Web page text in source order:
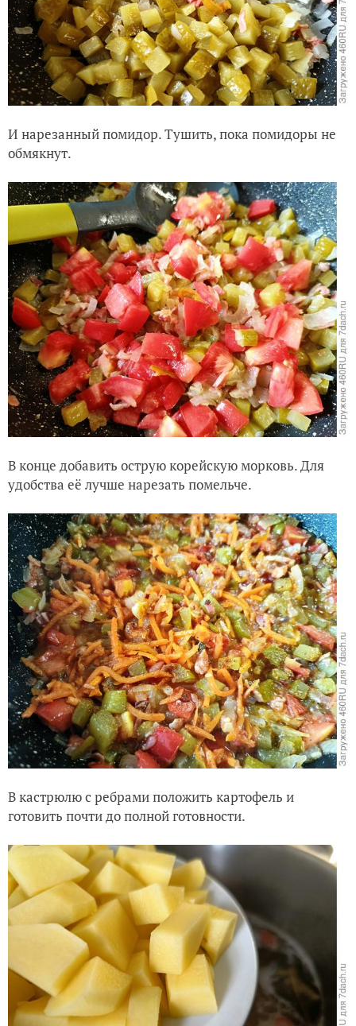
И нарезанный помидор. Тушить, пока помидоры не
обмякнут.
В конце добавить острую корейскую морковь. Для
удобства её лучше нарезать помельче.
В кастрюлю с ребрами положить картофель и
готовить почти до полной готовности.